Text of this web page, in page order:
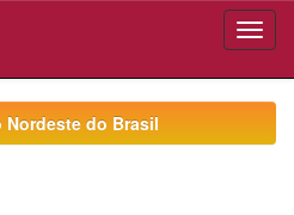
Nordeste do Brasil